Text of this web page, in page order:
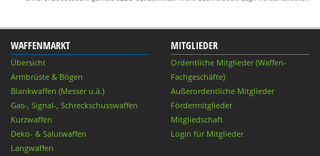
WAFFENMARKT
Übersicht
Armbrüste & Bögen
Blankwaffen (Messer u.ä.)
Gas-, Signal-, Schreckschusswaffen
Kurzwaffen
Deko- & Salutwaffen
Langwaffen
MITGLIEDER
Ordentliche Mitglieder (Waffen-
Fachgeschäfte)
Außerordentliche Mitglieder
Fördermitglieder
Mitgliedschaft
Login für Mitglieder